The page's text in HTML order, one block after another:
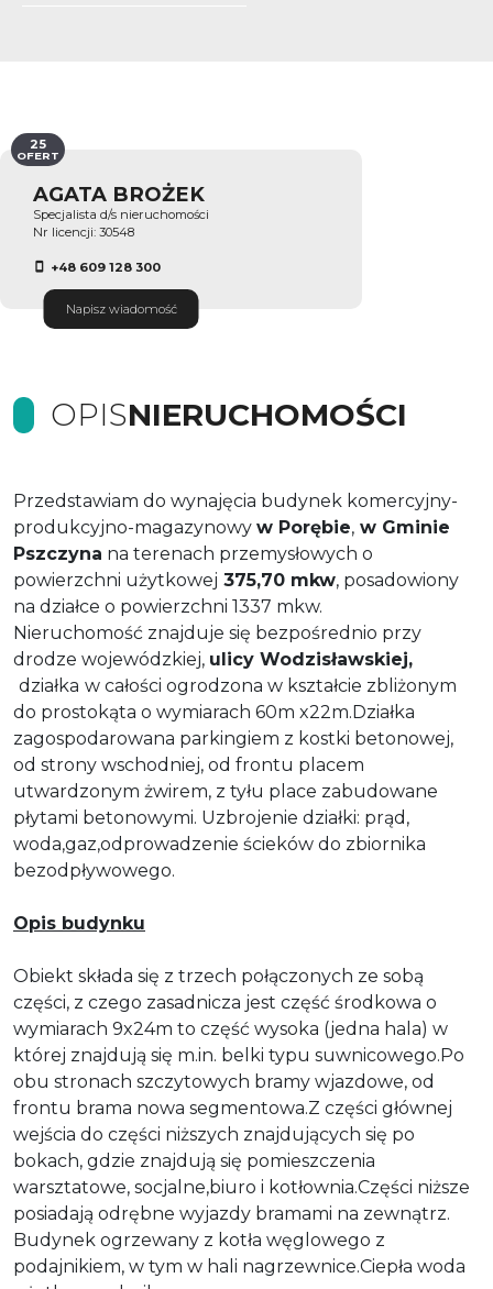
AGATA BROŻEK
Specjalista d/s nieruchomości
Nr licencji: 30548
+48 609 128 300
Napisz wiadomość
25
OFERT
OPISNIERUCHOMOŚCI
Przedstawiam do wynajęcia budynek komercyjny-
produkcyjno-magazynowy w Porębie, w Gminie
Pszczyna na terenach przemysłowych o
powierzchni użytkowej 375,70 mkw, posadowiony
na działce o powierzchni 1337 mkw.
Nieruchomość znajduje się bezpośrednio przy
drodze wojewódzkiej, ulicy Wodzisławskiej,
działka w całości ogrodzona w kształcie zbliżonym
do prostokąta o wymiarach 60m x22m.Działka
zagospodarowana parkingiem z kostki betonowej,
od strony wschodniej, od frontu placem
utwardzonym żwirem, z tyłu place zabudowane
płytami betonowymi. Uzbrojenie działki: prąd,
woda,gaz,odprowadzenie ścieków do zbiornika
bezodpływowego.
Opis budynku
Obiekt składa się z trzech połączonych ze sobą
części, z czego zasadnicza jest część środkowa o
wymiarach 9x24m to część wysoka (jedna hala) w
której znajdują się m.in. belki typu suwnicowego.Po
obu stronach szczytowych bramy wjazdowe, od
frontu brama nowa segmentowa.Z części głównej
wejścia do części niższych znajdujących się po
bokach, gdzie znajdują się pomieszczenia
warsztatowe, socjalne,biuro i kotłownia.Części niższe
posiadają odrębne wyjazdy bramami na zewnątrz.
Budynek ogrzewany z kotła węglowego z
podajnikiem, w tym w hali nagrzewnice.Ciepła woda